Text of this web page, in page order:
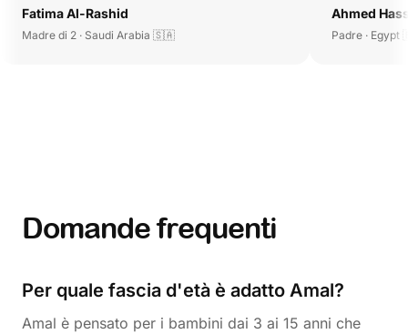
Fatima Al-Rashid
Madre di 2 · Saudi Arabia 🇸🇦
Ahmed
Padre ·
Domande frequenti
Per quale fascia d'età è adatto Amal?
Amal è pensato per i bambini dai 3 ai 15 anni che